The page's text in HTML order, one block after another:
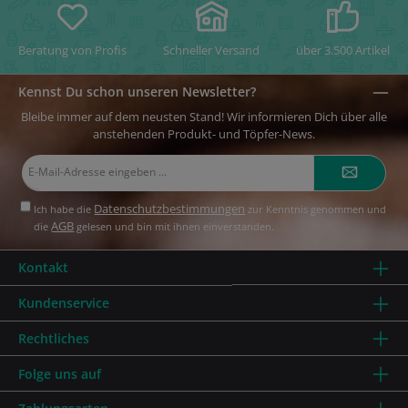
Beratung von Profis Schneller Versand über 3.500 Artikel
Kennst Du schon unseren Newsletter?
Bleibe immer auf dem neusten Stand! Wir informieren Dich über alle
anstehenden Produkt- und Töpfer-News.
Ich habe die Datenschutzbestimmungen zur Kenntnis genommen und
dieAGB gelesen und bin mit ihnen einverstanden.
Kundenservice
Rechtliches
Kontakt
Folge uns auf